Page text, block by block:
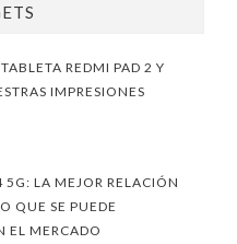
REDMI PAD 2 Y
IMPRESIONES
5G: LA MEJOR RELACIÓN
QUE SE PUEDE
EL MERCADO